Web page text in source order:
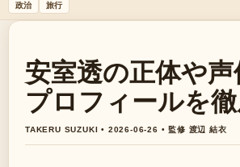
政治
旅行
安室透の正体や
プロフィールを
TAKERU SUZUKI • 2026-06-26 • 監修 渡辺 結衣